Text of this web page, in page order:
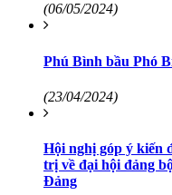
(06/05/2024)
Phú Bình bầu Phó
(23/04/2024)
Hội nghị góp ý kiến
trị về đại hội đảng
Đảng